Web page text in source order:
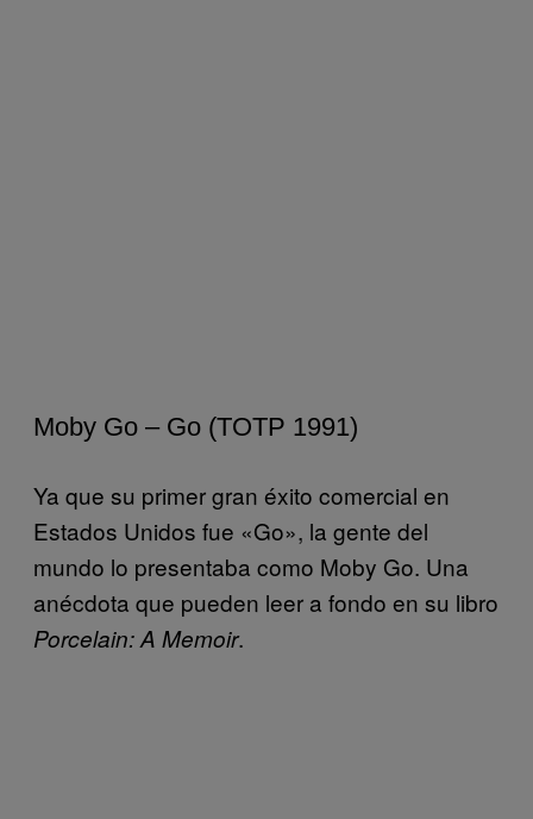
Moby Go – Go (TOTP 1991)
Ya que su primer gran éxito comercial en
Estados Unidos fue «Go», la gente del
mundo lo presentaba como Moby Go. Una
anécdota que pueden leer a fondo en su libro
Porcelain: A Memoir.